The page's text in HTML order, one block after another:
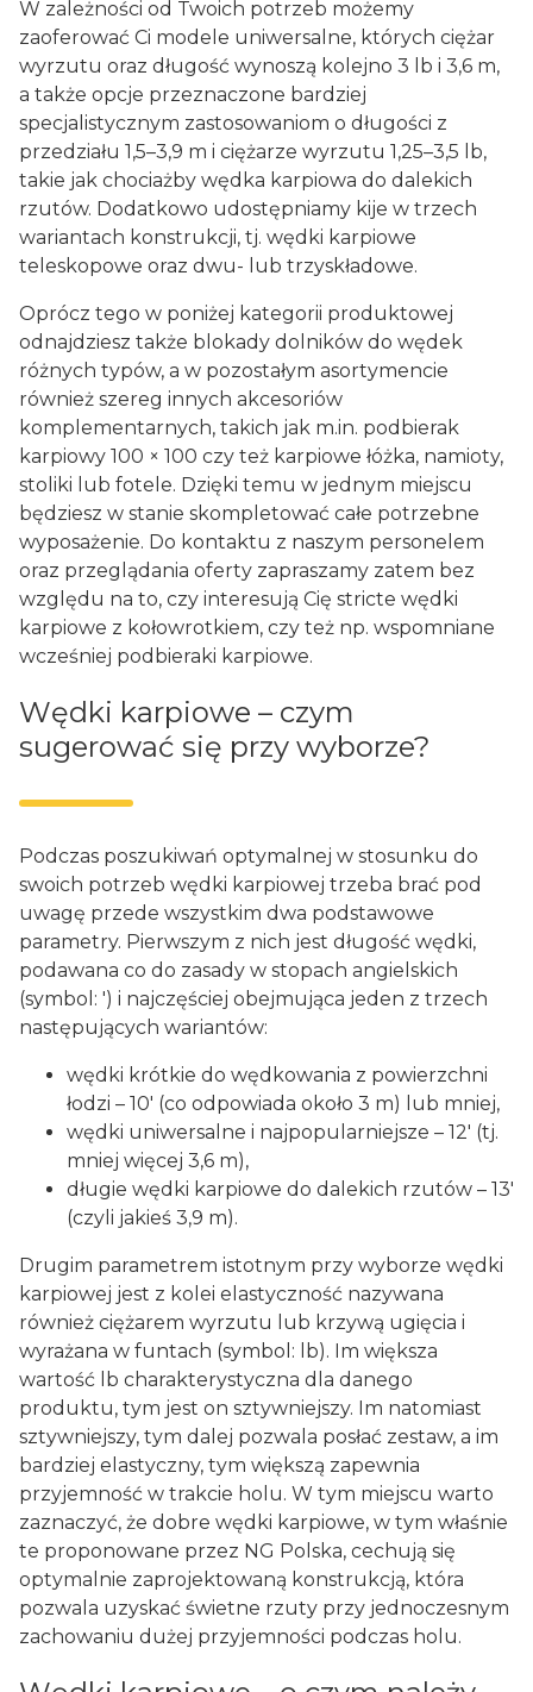
W zależności od Twoich potrzeb możemy
zaoferować Ci modele uniwersalne, których ciężar
wyrzutu oraz długość wynoszą kolejno 3 lb i 3,6 m,
a także opcje przeznaczone bardziej
specjalistycznym zastosowaniom o długości z
przedziału 1,5–3,9 m i ciężarze wyrzutu 1,25–3,5 lb,
takie jak chociażby wędka karpiowa do dalekich
rzutów. Dodatkowo udostępniamy kije w trzech
wariantach konstrukcji, tj. wędki karpiowe
teleskopowe oraz dwu- lub trzyskładowe.
Oprócz tego w poniżej kategorii produktowej
odnajdziesz także blokady dolników do wędek
różnych typów, a w pozostałym asortymencie
również szereg innych akcesoriów
komplementarnych, takich jak m.in. podbierak
karpiowy 100 × 100 czy też karpiowe łóżka, namioty,
stoliki lub fotele. Dzięki temu w jednym miejscu
będziesz w stanie skompletować całe potrzebne
wyposażenie. Do kontaktu z naszym personelem
oraz przeglądania oferty zapraszamy zatem bez
względu na to, czy interesują Cię stricte wędki
karpiowe z kołowrotkiem, czy też np. wspomniane
wcześniej podbieraki karpiowe.
Wędki karpiowe – czym
sugerować się przy wyborze?
Podczas poszukiwań optymalnej w stosunku do
swoich potrzeb wędki karpiowej trzeba brać pod
uwagę przede wszystkim dwa podstawowe
parametry. Pierwszym z nich jest długość wędki,
podawana co do zasady w stopach angielskich
(symbol: ') i najczęściej obejmująca jeden z trzech
następujących wariantów:
wędki krótkie do wędkowania z powierzchni
łodzi – 10' (co odpowiada około 3 m) lub mniej,
wędki uniwersalne i najpopularniejsze – 12' (tj.
mniej więcej 3,6 m),
długie wędki karpiowe do dalekich rzutów – 13'
(czyli jakieś 3,9 m).
Drugim parametrem istotnym przy wyborze wędki
karpiowej jest z kolei elastyczność nazywana
również ciężarem wyrzutu lub krzywą ugięcia i
wyrażana w funtach (symbol: lb). Im większa
wartość lb charakterystyczna dla danego
produktu, tym jest on sztywniejszy. Im natomiast
sztywniejszy, tym dalej pozwala posłać zestaw, a im
bardziej elastyczny, tym większą zapewnia
przyjemność w trakcie holu. W tym miejscu warto
zaznaczyć, że dobre wędki karpiowe, w tym właśnie
te proponowane przez NG Polska, cechują się
optymalnie zaprojektowaną konstrukcją, która
pozwala uzyskać świetne rzuty przy jednoczesnym
zachowaniu dużej przyjemności podczas holu.